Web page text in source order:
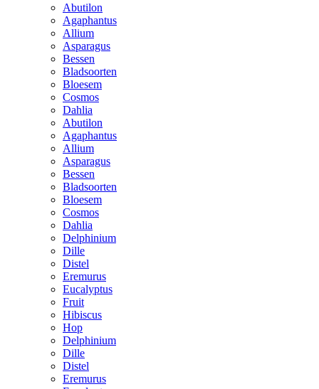
Abutilon
Agaphantus
Allium
Asparagus
Bessen
Bladsoorten
Bloesem
Cosmos
Dahlia
Abutilon
Agaphantus
Allium
Asparagus
Bessen
Bladsoorten
Bloesem
Cosmos
Dahlia
Delphinium
Dille
Distel
Eremurus
Eucalyptus
Fruit
Hibiscus
Hop
Delphinium
Dille
Distel
Eremurus